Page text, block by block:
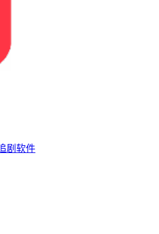
剧软件